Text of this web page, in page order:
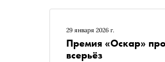
29 января 2026 г.
Премия «Оскар»
всерьёз